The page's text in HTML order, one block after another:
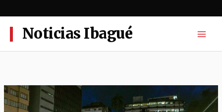
al
contenidoNoticias Ibagué